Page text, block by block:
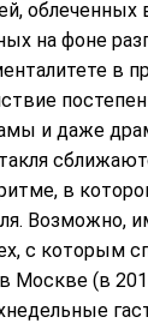
облеченных
на фоне
в
и даже
в
Возможно,
с которым
Москве (в